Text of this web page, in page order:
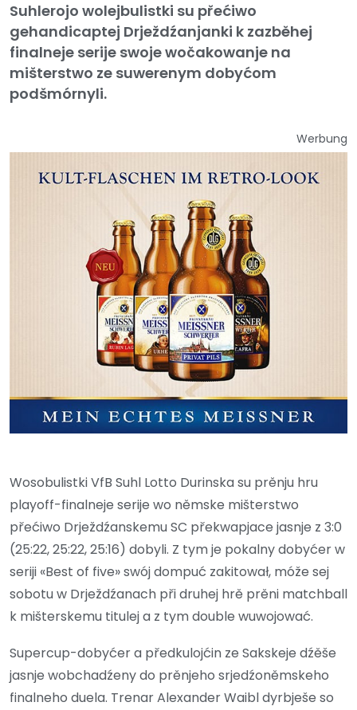
Suhlerojo wolejbulistki su přećiwo
gehandicaptej Drježdźanjanki k zazběhej
finalneje serije swoje wočakowanje na
mišterstwo ze suwerenym dobyćom
podšmórnyli.
Werbung
Wosobulistki VfB Suhl Lotto Durinska su prěnju hru
playoff-finalneje serije wo němske mišterstwo
přećiwo Drježdźanskemu SC překwapjace jasnje z 3:0
(25:22, 25:22, 25:16) dobyli. Z tym je pokalny dobyćer w
seriji «Best of five» swój dompuć zakitował, móže sej
sobotu w Drježdźanach při druhej hrě prěni matchball
k mišterskemu titulej a z tym double wuwojować.
Supercup-dobyćer a předkulojćin ze Sakskeje dźěše
jasnje wobchadźeny do prěnjeho srjedźoněmskeho
finalneho duela. Trenar Alexander Waibl dyrbješe so